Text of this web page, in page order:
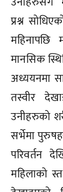
प्रश्न
महिनापछि
मानसिक
अध्ययनमा
तस्वीर
उनीहरुको
सर्भेमा
परिवर्तन
महिलाको